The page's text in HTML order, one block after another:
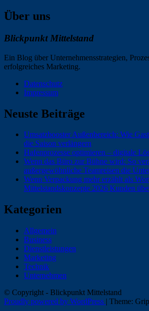
Über uns
Blickpunkt Mittelstand
Ein Blog über Unternehmensstrategien,
erfolgreiches Marketing.
Datenschutz
Impressum
Neuste Beiträge
Umsatzbooster Außenbereich: Wie
die Saison verlängern
Hafenprozesse optimieren – digitale
Wenn das Büro zur Bühne wird: So
außergewöhnliche Teamreisen die
Wenn Verpackung mehr erzählt als
Mittelstandskonzepte 2026 Kunden
Kategorien
Allgemein
Business
Dienstleistungen
Marketing
Technik
Unternehmen
© Copyright - Blickpunkt Mittelstand
Proudly powered by WordPress | Theme: